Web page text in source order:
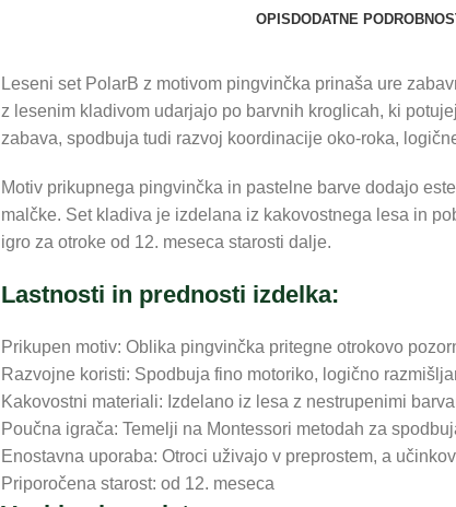
OPIS DODATNE
Leseni set PolarB z motivom pingvinčka prinaša ure
z lesenim kladivom udarjajo po barvnih kroglicah, ki
zabava, spodbuja tudi razvoj koordinacije oko-roka,
Motiv prikupnega pingvinčka in pastelne barve dodajo
malčke. Set kladiva je izdelana iz kakovostnega lesa in
igro za otroke od 12. meseca starosti dalje.
Lastnosti in prednosti izdelka:
Prikupen motiv: Oblika pingvinčka pritegne otrokovo
Razvojne koristi: Spodbuja fino motoriko, logično
Kakovostni materiali: Izdelano iz lesa z nestrupenimi
Poučna igrača: Temelji na Montessori metodah za
Enostavna uporaba: Otroci uživajo v preprostem, a
Priporočena starost: od 12. meseca